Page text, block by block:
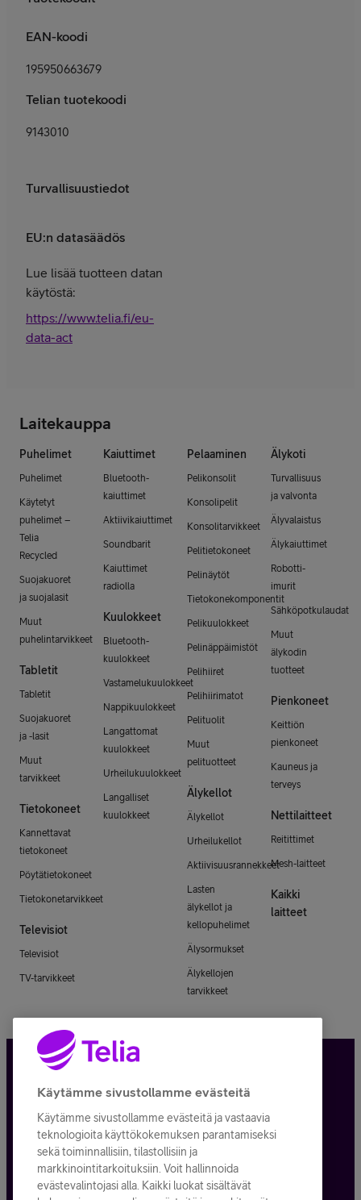
EAN-koodi
195950663679
Telian tuotekoodi
9143010
Turvallisuustiedot
EU:n datasäädös
Lue lisää tuotteen datan
käytöstä:
https://www.telia.fi/eu-
data-act
Laitekauppa
Puhelimet
Puhelimet
Käytetyt
puhelimet –
Telia
Recycled
Suojakuoret
ja suojalasit
Muut
puhelintarvikkeet
Tabletit
Tabletit
Suojakuoret
ja -lasit
Muut
tarvikkeet
Tietokoneet
Kannettavat
tietokoneet
Pöytätietokoneet
Tietokonetarvikkeet
Televisiot
Televisiot
TV-tarvikkeet
Kaiuttimet
Bluetooth-
kaiuttimet
Aktiivikaiuttimet
Soundbarit
Kaiuttimet
radiolla
Kuulokkeet
Bluetooth-
kuulokkeet
Vastamelukuulokkeet
Nappikuulokkeet
Langattomat
kuulokkeet
Urheilukuulokkeet
Langalliset
kuulokkeet
Pelaaminen
Pelikonsolit
Konsolipelit
Konsolitarvikkeet
Pelitietokoneet
Pelinäytöt
Tietokonekomponentit
Pelikuulokkeet
Pelinäppäimistöt
Pelihiiret
Pelihiirimatot
Pelituolit
Muut
pelituotteet
Älykellot
Älykellot
Urheilukellot
Aktiivisuusrannekkeet
Lasten
älykellot ja
kellopuhelimet
Älysormukset
Älykellojen
tarvikkeet
Älykoti
Turvallisuus
ja valvonta
Älyvalaistus
Älykaiuttimet
Robotti-
imurit
Sähköpotkulaudat
Muut
älykodin
tuotteet
Pienkoneet
Keittiön
pienkoneet
Kauneus ja
terveys
Nettilaitteet
Reitittimet
Mesh-laitteet
Kaikki
laitteet
Tietosuoja ja -turva
Tilauksen peruuttaminen
Käyttöehdot
Evästeiden käyttö
Käytämme sivustollamme evästeitä
Käytämme sivustollamme evästeitä ja vastaavia
teknologioita käyttökokemuksen parantamiseksi
sekä toiminnallisiin, tilastollisiin ja
markkinointitarkoituksiin. Voit hallinnoida
evästevalintojasi alla. Kaikki luokat sisältävät